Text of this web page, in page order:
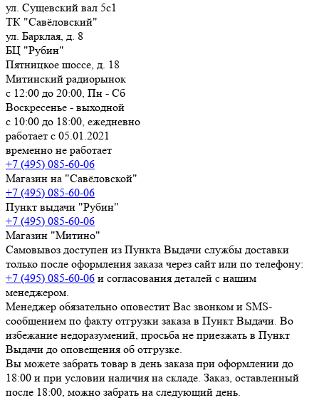
ул. Сущевский вал 5с1
ТК "Савёловский"
ул. Барклая, д. 8
БЦ "Рубин"
Пятницкое шоссе, д. 18
Митинский радиорынок
с 12:00 до 20:00, Пн - Сб
Воскресенье - выходной
с 10:00 до 18:00, ежедневно
работает с 05.01.2021
временно не работает
+7 (495) 085-60-06
Магазин на "Савёловской"
+7 (495) 085-60-06
Пункт выдачи "Рубин"
+7 (495) 085-60-06
Магазин "Митино"
Самовывоз доступен из Пункта Выдачи службы доставки
только после оформления заказа через сайт или по телефону:
+7 (495) 085-60-06 и согласования деталей с нашим
менеджером.
Менеджер обязательно оповестит Вас звонком и SMS-
сообщением по факту отгрузки заказа в Пункт Выдачи. Во
избежание недоразумений, просьба не приезжать в Пункт
Выдачи до оповещения об отгрузке.
Вы можете забрать товар в день заказа при оформлении до
18:00 и при условии наличия на складе. Заказ, оставленный
после 18:00, можно забрать на следующий день.